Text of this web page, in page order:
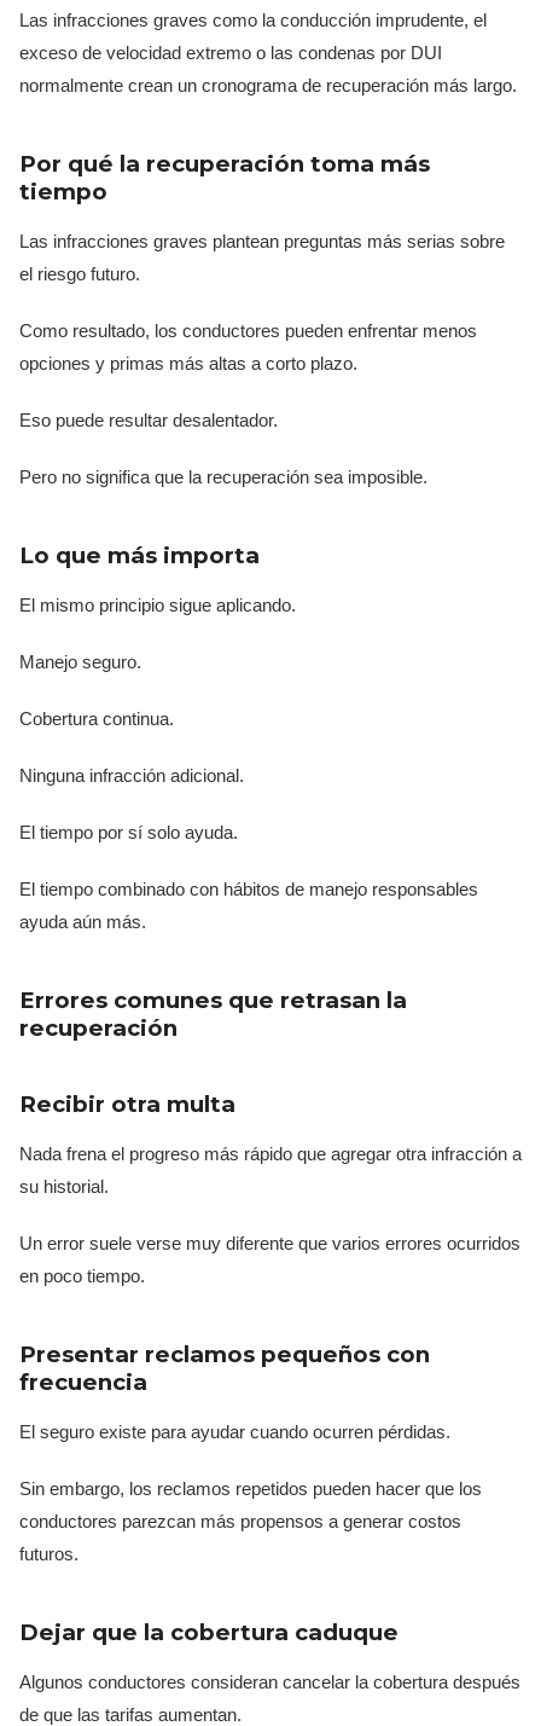
Las infracciones graves como la conducción imprudente, el
exceso de velocidad extremo o las condenas por DUI
normalmente crean un cronograma de recuperación más largo.
Por qué la recuperación toma más
tiempo
Las infracciones graves plantean preguntas más serias sobre
el riesgo futuro.
Como resultado, los conductores pueden enfrentar menos
opciones y primas más altas a corto plazo.
Eso puede resultar desalentador.
Pero no significa que la recuperación sea imposible.
Lo que más importa
El mismo principio sigue aplicando.
Manejo seguro.
Cobertura continua.
Ninguna infracción adicional.
El tiempo por sí solo ayuda.
El tiempo combinado con hábitos de manejo responsables
ayuda aún más.
Errores comunes que retrasan la
recuperación
Recibir otra multa
Nada frena el progreso más rápido que agregar otra infracción a
su historial.
Un error suele verse muy diferente que varios errores ocurridos
en poco tiempo.
Presentar reclamos pequeños con
frecuencia
El seguro existe para ayudar cuando ocurren pérdidas.
Sin embargo, los reclamos repetidos pueden hacer que los
conductores parezcan más propensos a generar costos
futuros.
Dejar que la cobertura caduque
Algunos conductores consideran cancelar la cobertura después
de que las tarifas aumentan.